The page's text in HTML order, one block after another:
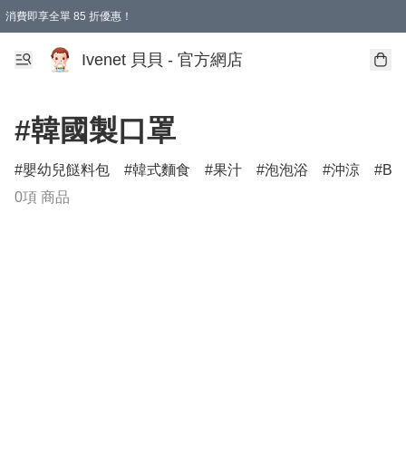
消費即享全單 85 折優惠！
Ivenet 貝貝 - 官方網店
#韓國製口罩
嬰幼兒餸料包 韓式麵食 果汁 泡泡浴 沖涼
BB
0項 商品